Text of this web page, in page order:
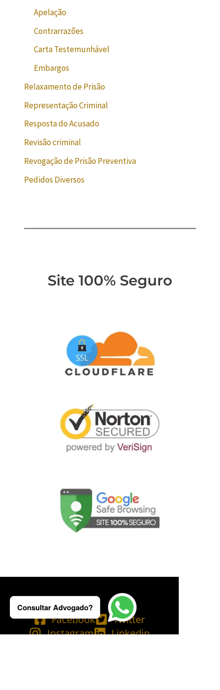
Apelação
Contrarrazões
Carta Testemunhável
Embargos
Relaxamento de Prisão
Representação Criminal
Resposta do Acusado
Revisão criminal
Revogação de Prisão Preventiva
Pedidos Diversos
Site 100% Seguro
Facebook
Twitter
Instagram
Linkedin
Consultar Advogado?